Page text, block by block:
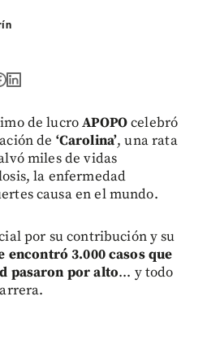
de lucroAPOPOcelebró
de ‘Carolina’, una rata
miles de vidas
la enfermedad
causa en el mundo.
por su contribución y su
encontró 3.000 casos que
pasaron por alto... y todo